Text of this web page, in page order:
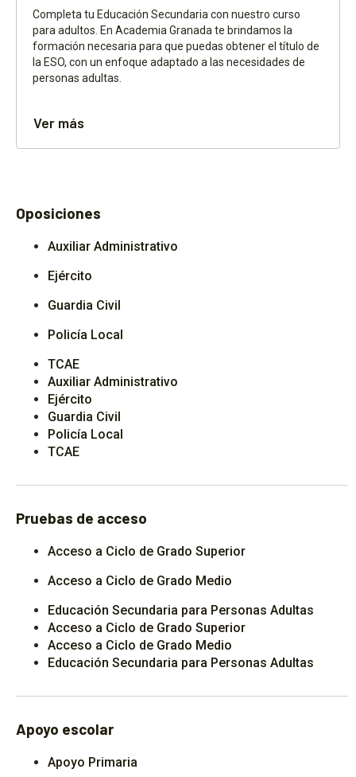
Completa tu Educación Secundaria con nuestro curso
para adultos. En Academia Granada te brindamos la
formación necesaria para que puedas obtener el título de
la ESO, con un enfoque adaptado a las necesidades de
personas adultas.
Ver más
Oposiciones
Auxiliar Administrativo
Ejército
Guardia Civil
Policía Local
TCAE
Auxiliar Administrativo
Ejército
Guardia Civil
Policía Local
TCAE
Pruebas de acceso
Acceso a Ciclo de Grado Superior
Acceso a Ciclo de Grado Medio
Educación Secundaria para Personas Adultas
Acceso a Ciclo de Grado Superior
Acceso a Ciclo de Grado Medio
Educación Secundaria para Personas Adultas
Apoyo escolar
Apoyo Primaria